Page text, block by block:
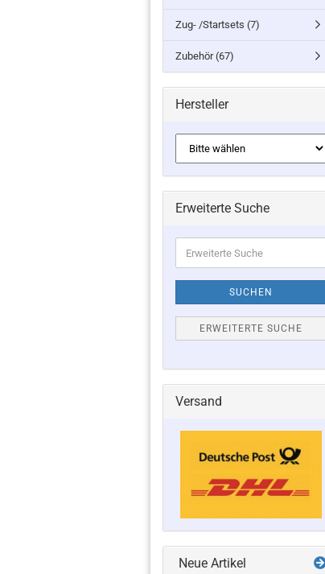
Zug- /Startsets (7)
Zubehör (67)
Hersteller
Erweiterte Suche
Suche
SUCHEN
ERWEITERTE SUCHE
Versand
Neue Artikel